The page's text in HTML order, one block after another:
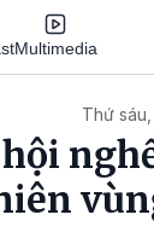
Multimedia
Thứ